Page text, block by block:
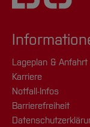
Lageplan & Anfahrt
Karriere
Notfall-Infos
Barrierefreiheit